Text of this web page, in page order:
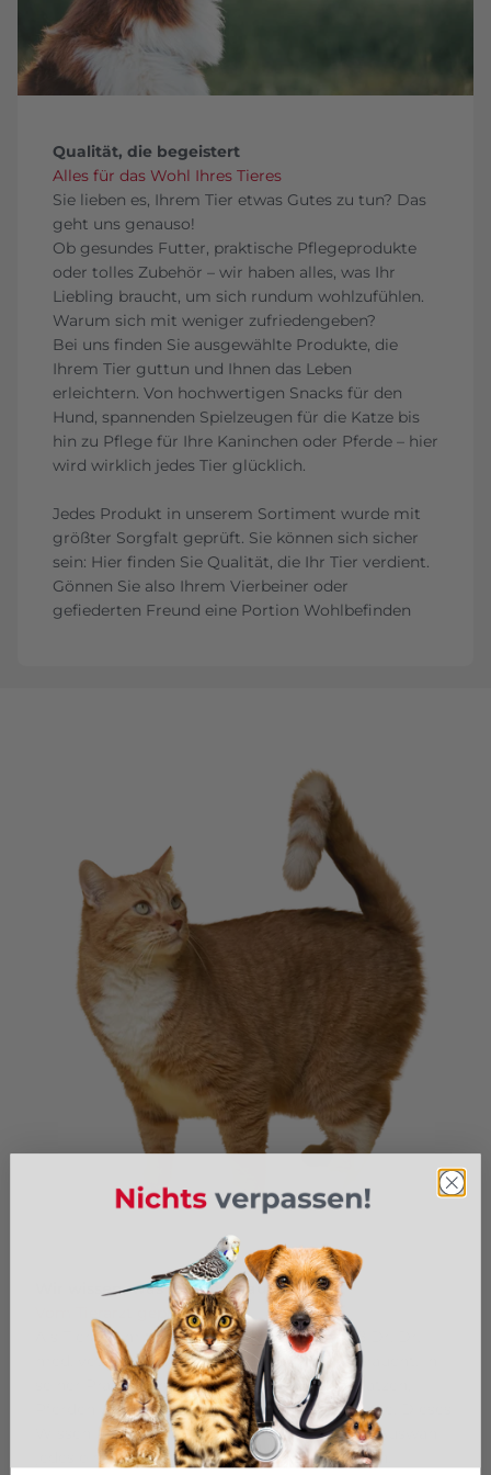
Qualität, die begeistert
Alles für das Wohl Ihres Tieres
Sie lieben es, Ihrem Tier etwas Gutes zu tun? Das
geht uns genauso!
Ob gesundes Futter, praktische Pflegeprodukte
oder tolles Zubehör – wir haben alles, was Ihr
Liebling braucht, um sich rundum wohlzufühlen.
Warum sich mit weniger zufriedengeben?
Bei uns finden Sie ausgewählte Produkte, die
Ihrem Tier guttun und Ihnen das Leben
erleichtern. Von hochwertigen Snacks für den
Hund, spannenden Spielzeugen für die Katze bis
hin zu Pflege für Ihre Kaninchen oder Pferde – hier
wird wirklich jedes Tier glücklich.
Jedes Produkt in unserem Sortiment wurde mit
größter Sorgfalt geprüft. Sie können sich sicher
sein: Hier finden Sie Qualität, die Ihr Tier verdient.
Gönnen Sie also Ihrem Vierbeiner oder
gefiederten Freund eine Portion Wohlbefinden
Wir wissen, was Ihr Tier braucht
Vom Tierarzt geprüft
Als Tierarzt mit jahrelanger Erfahrung weiß Dr. Dr.
med. vet. Sören Düvel genau, was Ihr Tier braucht. In
seiner Praxis steht das Wohl von Hunden, Katzen,
Pferden und Kleintieren immer an erster Stelle. Dieses
Wissen und diese Leidenschaft fließen in die Auswahl
jedes einzelnen Produkts in unserem Shop ein.